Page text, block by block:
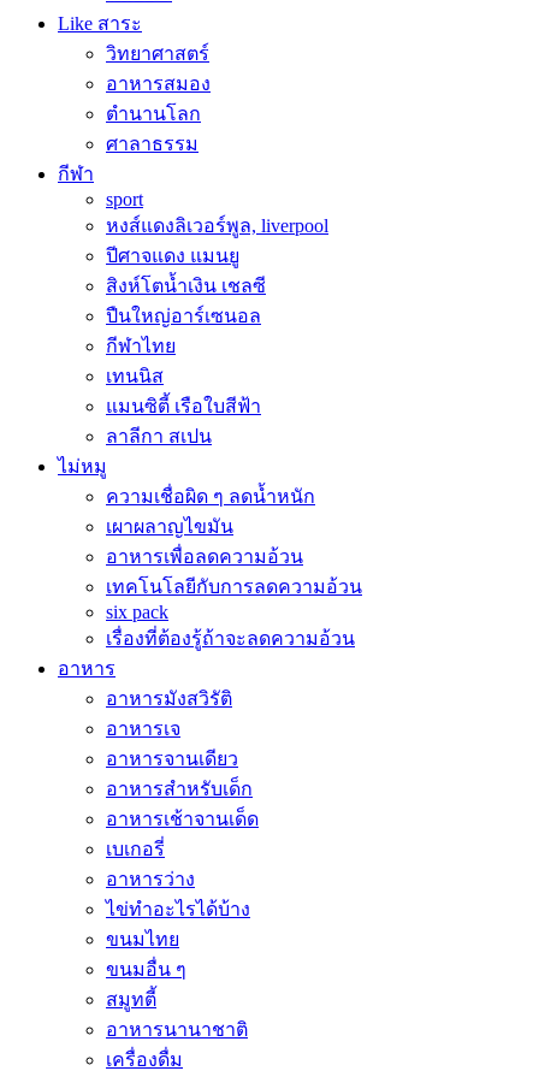
Like สาระ
วิทยาศาสตร์
อาหารสมอง
ตำนานโลก
ศาลาธรรม
กีฬา
sport
หงส์แดงลิเวอร์พูล, liverpool
ปีศาจแดง แมนยู
สิงห์โตน้ำเงิน เชลซี
ปืนใหญ่อาร์เซนอล
กีฬาไทย
เทนนิส
แมนซิตี้ เรือใบสีฟ้า
ลาลีกา สเปน
ไม่หมู
ความเชื่อผิด ๆ ลดน้ำหนัก
เผาผลาญไขมัน
อาหารเพื่อลดความอ้วน
เทคโนโลยีกับการลดความอ้วน
six pack
เรื่องที่ต้องรู้ถ้าจะลดความอ้วน
อาหาร
อาหารมังสวิรัติ
อาหารเจ
อาหารจานเดียว
อาหารสำหรับเด็ก
อาหารเช้าจานเด็ด
เบเกอรี่
อาหารว่าง
ไข่ทำอะไรได้บ้าง
ขนมไทย
ขนมอื่น ๆ
สมูทตี้
อาหารนานาชาติ
เครื่องดื่ม